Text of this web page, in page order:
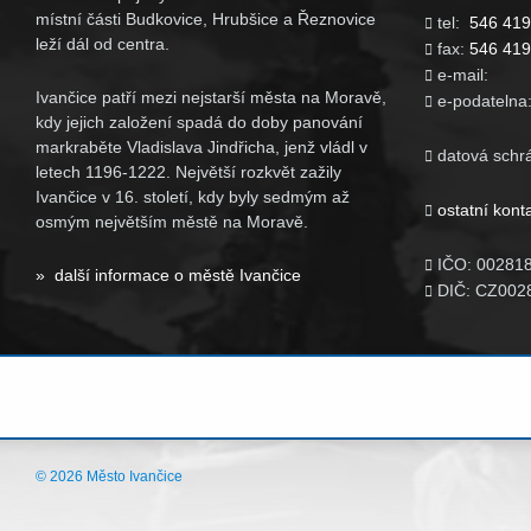
místní části Budkovice, Hrubšice a Řeznovice
leží dál od centra.
Ivančice patří mezi nejstarší města na Moravě,
kdy jejich založení spadá do doby panování
markraběte Vladislava Jindřicha, jenž vládl v
letech 1196-1222. Největší rozkvět zažily
Ivančice v 16. století, kdy byly sedmým až
osmým největším městě na Moravě.
» další informace o městě Ivančice
 tel:546
 fax:546
 e-
 e-
 datová
 ostatní
 IČO:
 DIČ:
© 2026 Město Ivančice